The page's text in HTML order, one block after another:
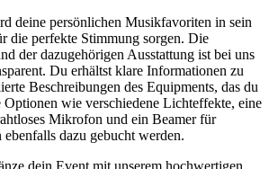
deine persönlichen Musikfavoriten in sein
die perfekte Stimmung sorgen. Die
der dazugehörigen Ausstattung ist bei uns
Du erhältst klare Informationen zu
Beschreibungen des Equipments, das du
Optionen wie verschiedene Lichteffekte, eine
Mikrofon und ein Beamer für
ebenfalls dazu gebucht werden.
dein Event mit unserem hochwertigen